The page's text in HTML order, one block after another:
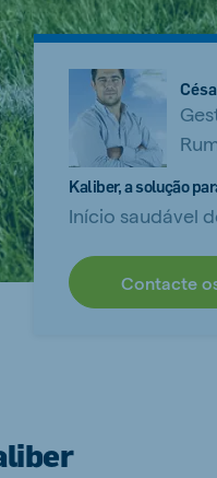
Kaliber, a solução
Início saudável
Contacte